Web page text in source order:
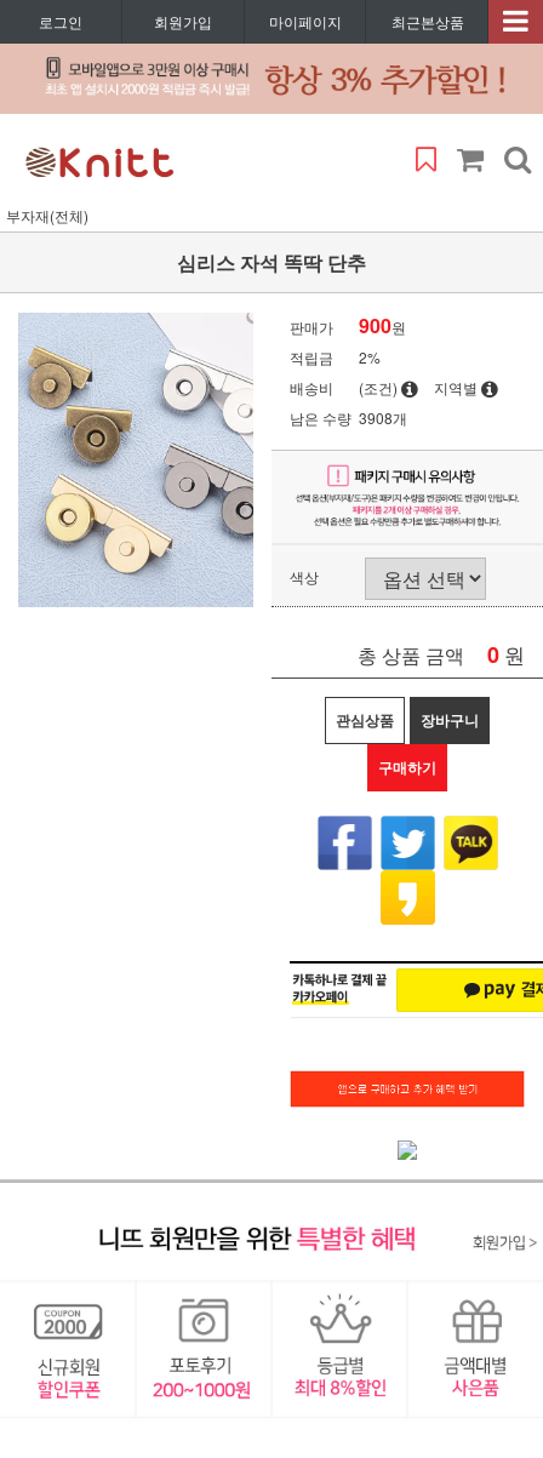
로그인 회원가입 마이페이지 최근본상품
부자재(전체)
심리스 자석 똑딱 단추
판매가 900원
적립금
2%
배송비
(조건)
지역별
남은 수량 3908개
색상
총 상품 금액 0 원
관심상품 장바구니
구매하기